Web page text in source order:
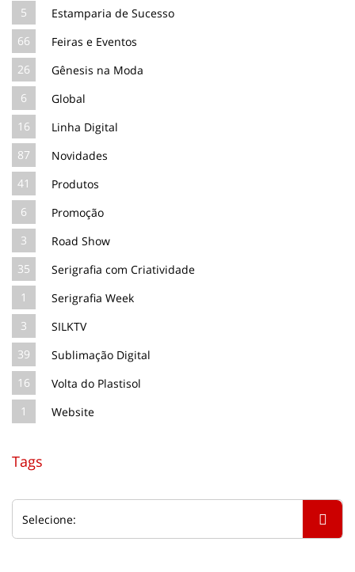
5
Estamparia de Sucesso
66
Feiras e Eventos
26
Gênesis na Moda
6
Global
16
Linha Digital
87
Novidades
41
Produtos
6
Promoção
3
Road Show
35
Serigrafia com Criatividade
1
Serigrafia Week
3
SILKTV
39
Sublimação Digital
16
Volta do Plastisol
1
Website
Tags